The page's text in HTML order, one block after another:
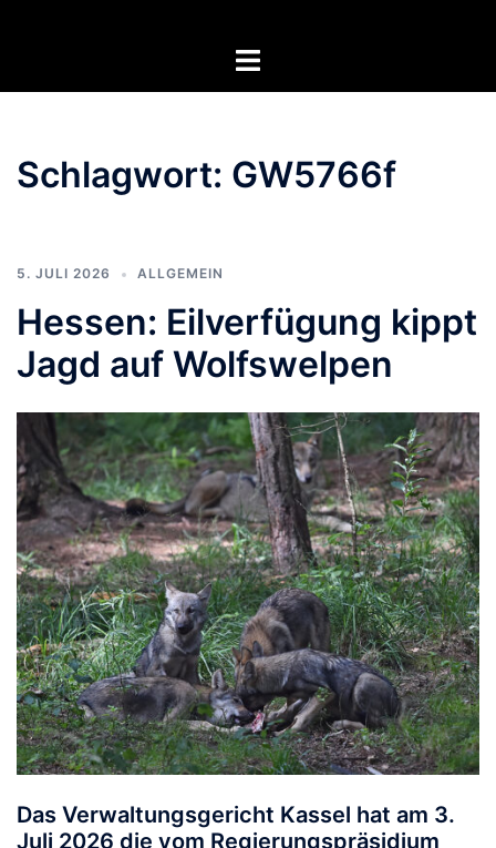
Menü
Schlagwort: GW5766f
5. JULI 2026 ALLGEMEIN
Hessen: Eilverfügung kippt
Jagd auf Wolfswelpen
Das Verwaltungsgericht Kassel hat am 3.
Juli 2026 die vom Regierungspräsidium